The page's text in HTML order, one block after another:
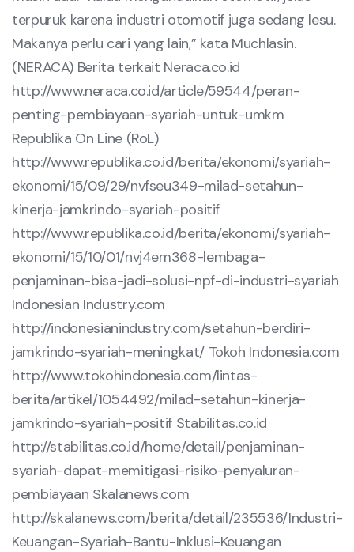
terpuruk karena industri otomotif juga sedang lesu.
Makanya perlu cari yang lain,” kata Muchlasin.
(NERACA) Berita terkait Neraca.co.id
http://www.neraca.co.id/article/59544/peran-
penting-pembiayaan-syariah-untuk-umkm
Republika On Line (RoL)
http://www.republika.co.id/berita/ekonomi/syariah-
ekonomi/15/09/29/nvfseu349-milad-setahun-
kinerja-jamkrindo-syariah-positif
http://www.republika.co.id/berita/ekonomi/syariah-
ekonomi/15/10/01/nvj4em368-lembaga-
penjaminan-bisa-jadi-solusi-npf-di-industri-syariah
Indonesian Industry.com
http://indonesianindustry.com/setahun-berdiri-
jamkrindo-syariah-meningkat/Tokoh Indonesia.com
http://www.tokohindonesia.com/lintas-
berita/artikel/1054492/milad-setahun-kinerja-
jamkrindo-syariah-positif Stabilitas.co.id
http://stabilitas.co.id/home/detail/penjaminan-
syariah-dapat-memitigasi-risiko-penyaluran-
pembiayaan Skalanews.com
http://skalanews.com/berita/detail/235536/Industri-
Keuangan-Syariah-Bantu-Inklusi-Keuangan